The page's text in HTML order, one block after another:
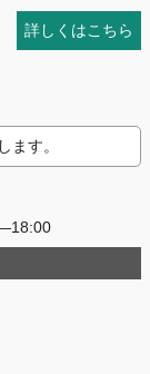
詳しくはこちら
ます。